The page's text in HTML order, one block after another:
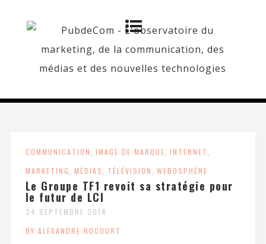
COMMUNICATION, IMAGE DE MARQUE, INTERNET,
MARKETING, MÉDIAS, TÉLÉVISION, WEBOSPHÈRE
Le Groupe TF1 revoit sa stratégie pour
le futur de LCI
24 SEPTEMBRE 2014
BY ALEXANDRE ROCOURT